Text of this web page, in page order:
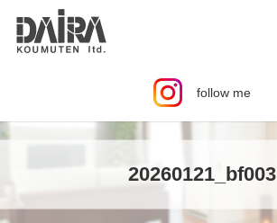
follow me
20260121_bf003